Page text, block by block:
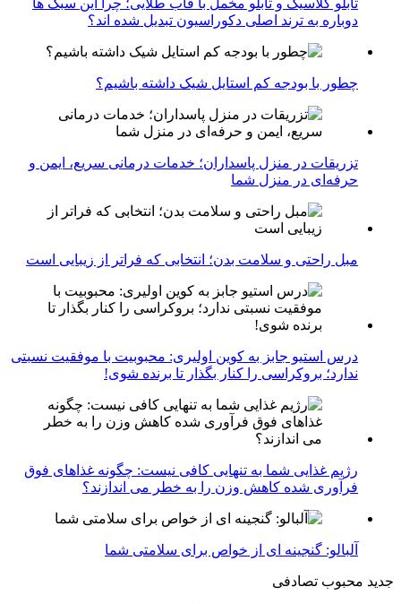
تابلو کلاسیک و تابلو مخمل با قاب طلایی؛ چرا این سبک ها
دوباره به ترند اصلی دکوراسیون تبدیل شده اند؟
چطور با بودجه کم استایل شیک داشته باشیم؟
تزریقات در منزل پاسداران؛ خدمات درمانی سریع، ایمن و
حرفه‌ای در منزل شما
مبل راحتی و سلامت بدن؛ انتخابی که فراتر از زیبایی است
درس استیو جابز به کوین اولیری: محبوبیت با موفقیت نسبتی
ندارد؛ بروکراسی را کنار بگذار تا برنده شوی!
رژیم غذایی شما به تنهایی کافی نیست: چگونه غذاهای فوق
فرآوری شده کاهش وزن را به خطر می اندازند؟
آلبالو: گنجینه ای از خواص برای سلامتی شما
جدید محبوب تصادفی